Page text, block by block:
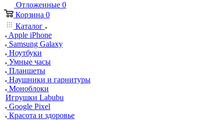
Отложенные 0
Корзина 0
Каталог
Apple iPhone
Samsung Galaxy
Ноутбуки
Умные часы
Планшеты
Наушники и гарнитуры
Моноблоки
Игрушки Labubu
Google Pixel
Красота и здоровье